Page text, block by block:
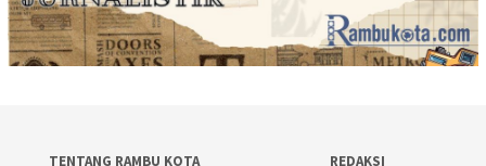
TENTANG RAMBU KOTA REDAKSI